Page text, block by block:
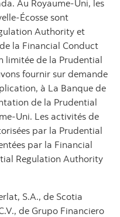
Au Royaume-Uni, les
Écosse sont
Authority et
la Financial Conduct
limitée de la Prudential
fournir sur demande
à La Banque de
de la Prudential
Uni. Les activités de
par la Prudential
par la Financial
Regulation Authority
S.A., de Scotia
de Grupo Financiero